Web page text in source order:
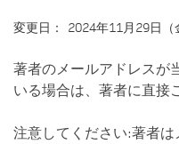
変更日： 2024年11月29日
著者のメールアドレスが
いる場合は、著者に直接
注意してください:著者